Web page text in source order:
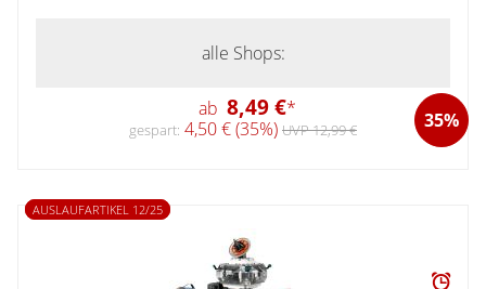
alle Shops:
ab 8,49 €* 35%
gespart: 4,50 € (35%) UVP 12,99 €
AUSLAUFARTIKEL 12/25